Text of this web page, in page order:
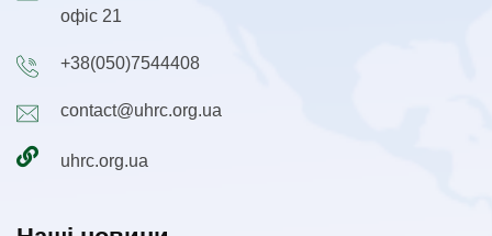
офіс 21
+38(050)7544408
contact@uhrc.org.ua
uhrc.org.ua